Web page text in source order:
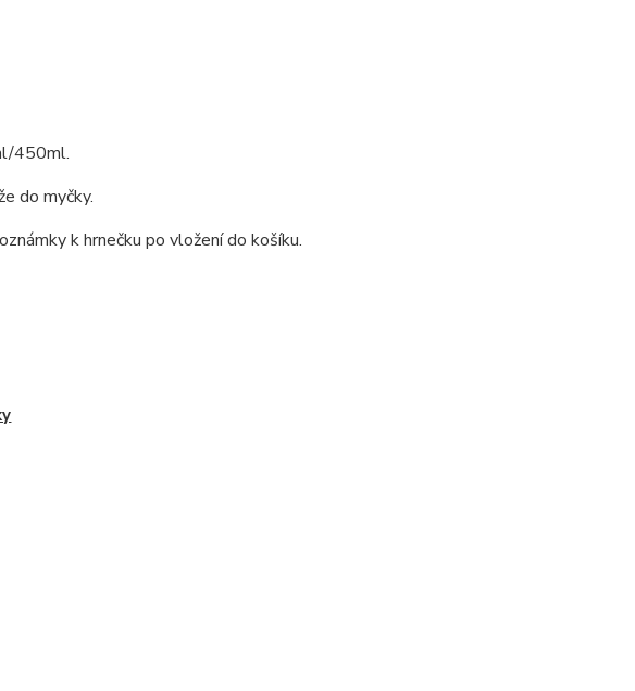
450ml.
do myčky.
k hrnečku po vložení do košíku.